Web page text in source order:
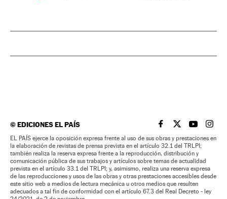
©EDICIONES EL PAÍS EL PAÍS BRASIL EN
EL PAÍSEL PAÍS
EL
EL PAÍS ejerce la oposición expresa frente al uso de sus obras y prestaciones en
la elaboración de revistas de prensa prevista en el artículo 32.1 del TRLPI;
también realiza la reserva expresa frente a la reproducción, distribución y
comunicación pública de sus trabajos y artículos sobre temas de actualidad
prevista en el artículo 33.1 del TRLPI; y, asimismo, realiza una reserva expresa
de las reproducciones y usos de las obras y otras prestaciones accesibles desde
este sitio web a medios de lectura mecánica u otros medios que resulten
adecuados a tal fin de conformidad con el artículo 67.3 del Real Decreto - ley